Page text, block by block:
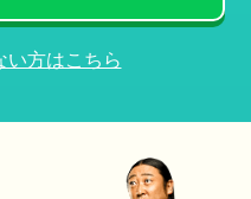
い方はこちら